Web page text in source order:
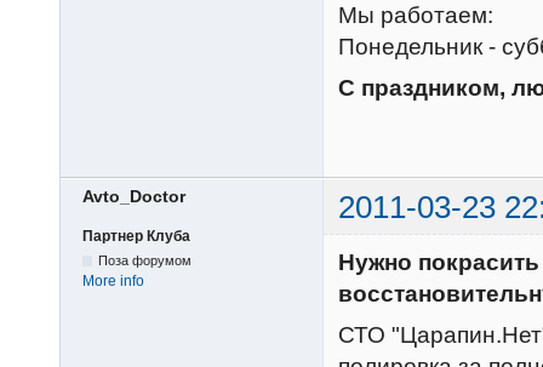
Мы работаем:
Понедельник -
С праздником,
Avto_Doctor 2011-03-23
Партнер Клуба
Поза форумом
More info
Нужно
СТО